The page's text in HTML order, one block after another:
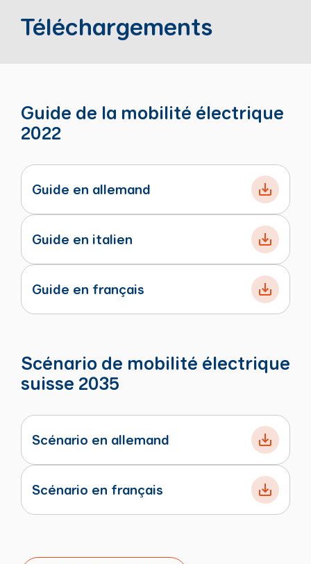
Téléchargements
Guide de la mobilité électrique
2022
Guide en allemand
Guide en italien
Guide en français
Scénario de mobilité électrique
suisse 2035
Scénario en allemand
Scénario en français